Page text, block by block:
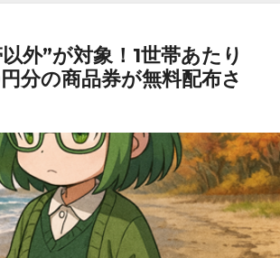
外”が対象！1世帯あたり
分の商品券が無料配布さ